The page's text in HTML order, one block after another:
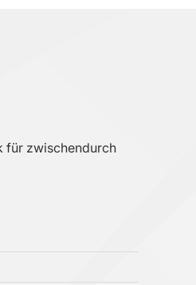
für zwischendurch